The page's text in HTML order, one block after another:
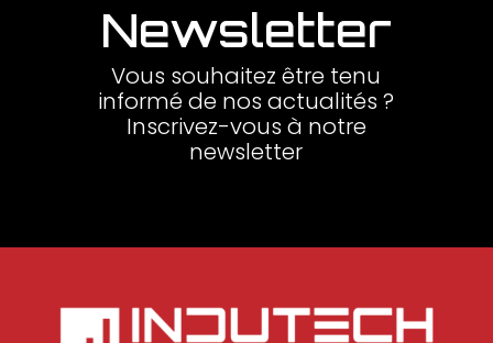
Newsletter
Vous souhaitez être tenu
informé de nos actualités ?
Inscrivez-vous à notre
newsletter